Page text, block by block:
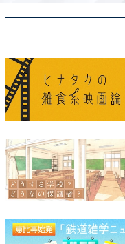
A post shared
企業として、到底許
約できなくても、タ
というスポンサーが